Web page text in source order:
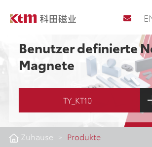
Benutzer definierte
Magnete
TY_KT10
Zuhause Produkte